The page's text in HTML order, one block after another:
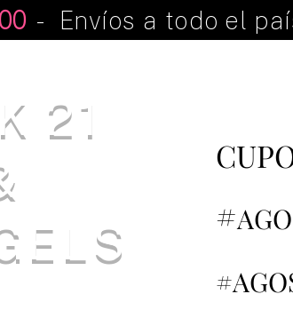
- Envíos a todo el
21
#